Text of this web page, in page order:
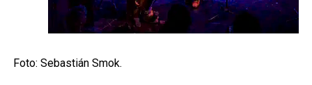
Foto: Sebastián Smok.